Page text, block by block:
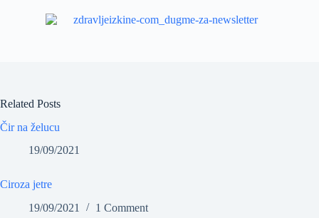
Related Posts
Čir na želucu
19/09/2021
Ciroza jetre
19/09/2021
1 Comment